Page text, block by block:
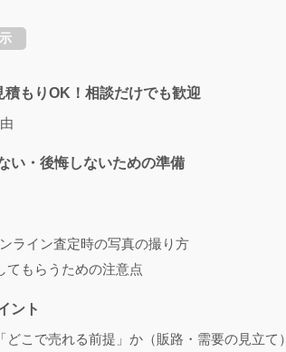
もりOK！相談だけでも歓迎
い・後悔しないための準備
ライン査定時の写真の撮り方
てもらうための注意点
ント
こで売れる前提」か（販路・需要の見立て）